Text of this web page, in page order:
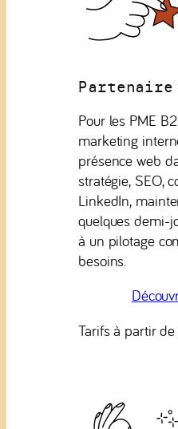
Partenaire
Pour les PME
marketing
présence web
stratégie, SEO,
LinkedIn,
quelques demi-
à un pilotage
besoins.
Tarifs à partir